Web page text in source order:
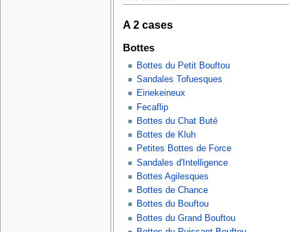
A 2 cases
Bottes
Bottes du Petit Bouftou
Sandales Tofuesques
Einekeineux
Fecaflip
Bottes du Chat Buté
Bottes de Kluh
Petites Bottes de Force
Sandales d'Intelligence
Bottes Agilesques
Bottes de Chance
Bottes du Bouftou
Bottes du Grand Bouftou